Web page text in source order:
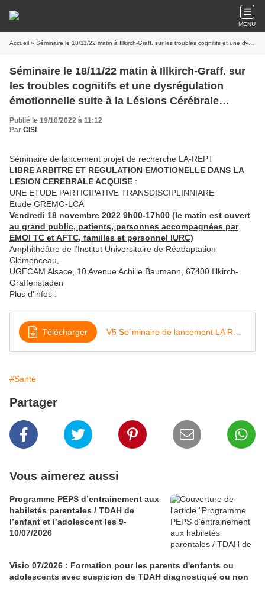
MENU
Accueil » Séminaire le 18/11/22 matin à Illkirch-Graff. sur les troubles cognitifs et une dysrégulation émotionnelle suite à la Lésions Cérébrale Acquis.
Séminaire le 18/11/22 matin à Illkirch-Graff. sur
les troubles cognitifs et une dysrégulation
émotionnelle suite à la Lésions Cérébrale
Acquis.
Publié le 19/10/2022 à 11:12
Par CISI
Séminaire de lancement projet de recherche LA-REPT
LIBRE ARBITRE ET REGULATION EMOTIONELLE DANS LA
LESION CEREBRALE ACQUISE :
UNE ETUDE PARTICIPATIVE TRANSDISCIPLINNIARE
Etude GREMO-LCA
Vendredi 18 novembre 2022 9h00-17h00 (le matin est ouvert
au grand public, patients, personnes accompagnées par
EMOI TC et AFTC, familles et personnel IURC)
Amphithéâtre de l’Institut Universitaire de Réadaptation
Clémenceau,
UGECAM Alsace, 10 Avenue Achille Baumann, 67400 Illkirch-
Graffenstaden
Plus d'infos :
Télécharger
#Santé
Partager
Vous aimerez aussi
Programme PEPS d’entrainement aux
habiletés parentales / TDAH de
l’enfant et l’adolescent les 9-
10/07/2026
Visio 07/2026 : Formation pour les parents d'enfants ou
adolescents avec suspicion de TDAH diagnostiqué ou non